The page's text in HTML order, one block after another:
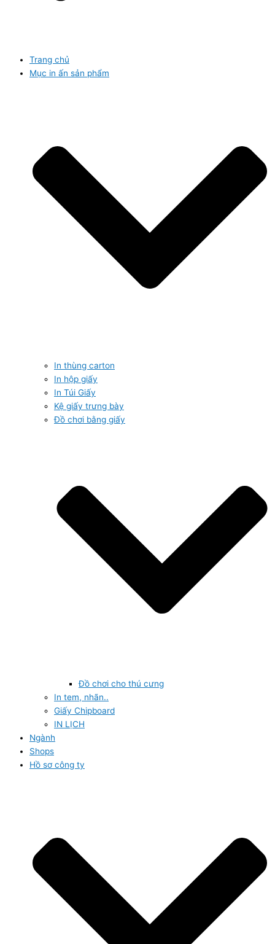
Trang chủ
Mục in ấn sản phẩm
In thùng carton
In hộp giấy
In Túi Giấy
Kệ giấy trưng bày
Đồ chơi bằng giấy
Đồ chơi cho thú cưng
In tem, nhãn..
Giấy Chipboard
IN LỊCH
Ngành
Shops
Hồ sơ công ty